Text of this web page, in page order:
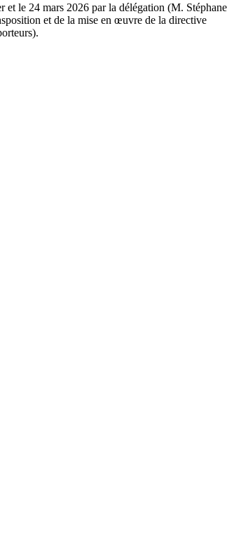
et le 24 mars 2026 par la délégation (M. Stéphane
et de la mise en œuvre de la directive